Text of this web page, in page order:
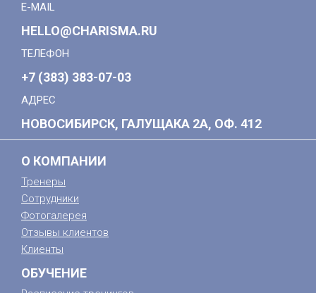
E-MAIL
HELLO@CHARISMA.RU
ТЕЛЕФОН
+7 (383) 383-07-03
АДРЕС
НОВОСИБИРСК, ГАЛУЩАКА 2А, ОФ. 412
О КОМПАНИИ
Тренеры
Сотрудники
Фотогалерея
Отзывы клиентов
Клиенты
ОБУЧЕНИЕ